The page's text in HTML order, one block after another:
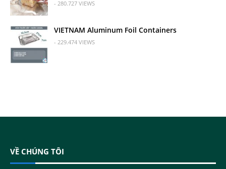
- 280.727 VIEWS
VIETNAM Aluminum Foil Containers
- 229.474 VIEWS
VỀ CHÚNG TÔI